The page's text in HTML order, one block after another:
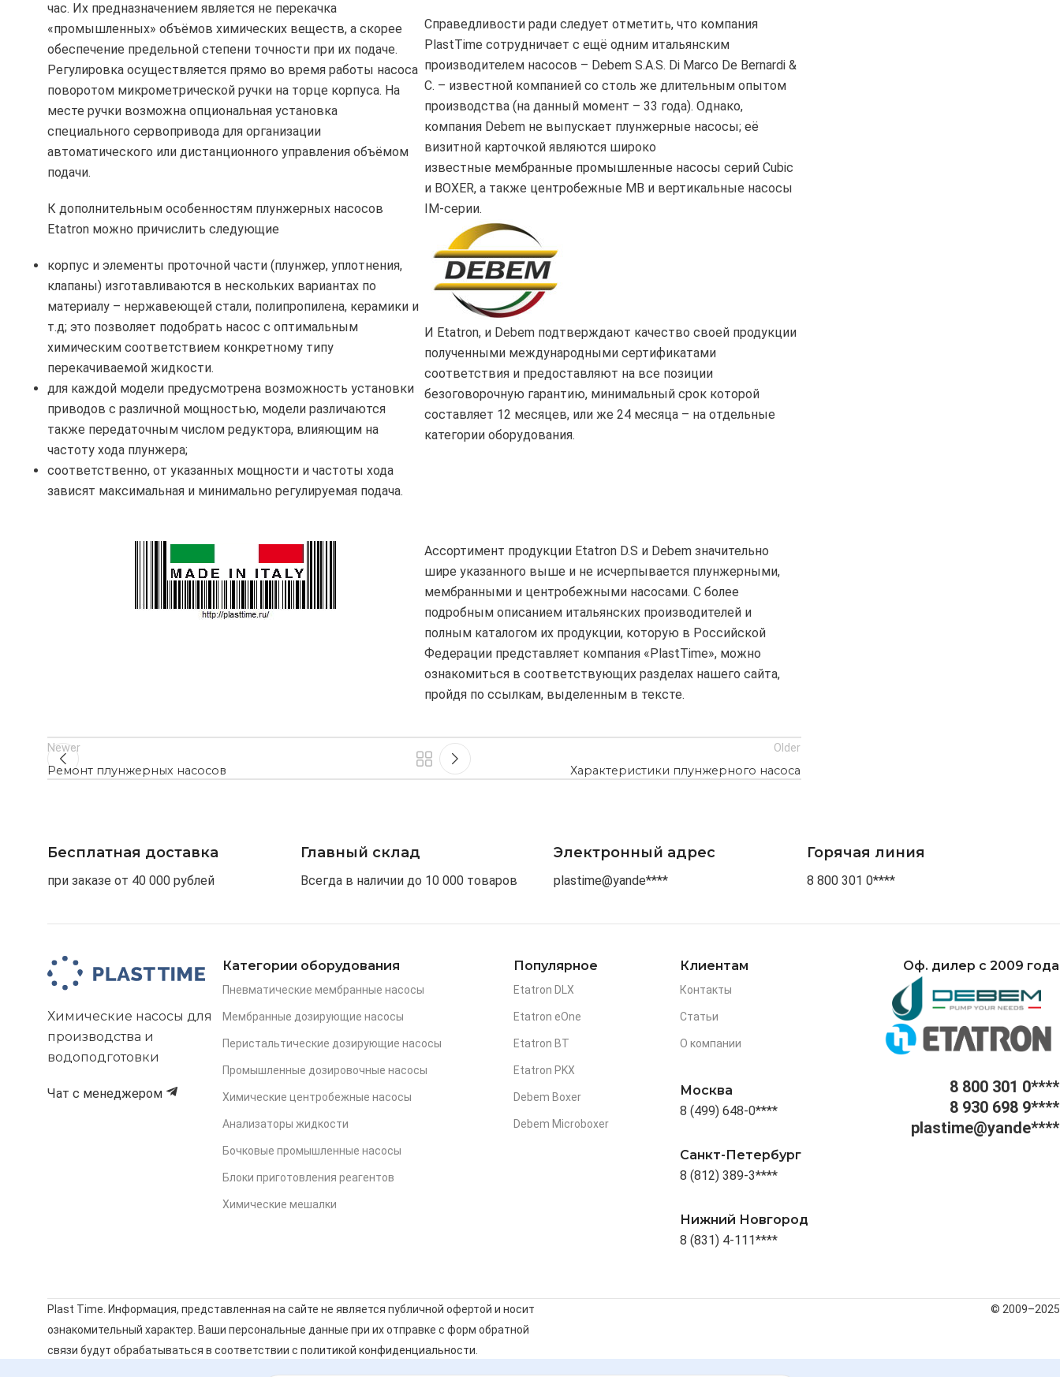
час. Их предназначением является не перекачка
«промышленных» объёмов химических веществ, а скорее
обеспечение предельной степени точности при их подаче.
Регулировка осуществляется прямо во время работы насоса
поворотом микрометрической ручки на торце корпуса. На
месте ручки возможна опциональная установка
специального сервопривода для организации
автоматического или дистанционного управления объёмом
подачи.
К дополнительным особенностям плунжерных насосов
Etatron можно причислить следующие
корпус и элементы проточной части (плунжер, уплотнения,
клапаны) изготавливаются в нескольких вариантах по
материалу – нержавеющей стали, полипропилена, керамики и
т.д; это позволяет подобрать насос с оптимальным
химическим соответствием конкретному типу
перекачиваемой жидкости.
для каждой модели предусмотрена возможность установки
приводов с различной мощностью, модели различаются
также передаточным числом редуктора, влияющим на
частоту хода плунжера;
соответственно, от указанных мощности и частоты хода
зависят максимальная и минимально регулируемая подача.
Справедливости ради следует отметить, что компания
PlastTime сотрудничает с ещё одним итальянским
производителем насосов – Debem S.A.S. Di Marco De Bernardi &
C. – известной компанией со столь же длительным опытом
производства (на данный момент – 33 года). Однако,
компания Debem не выпускает плунжерные насосы; её
визитной карточкой являются широко
известные мембранные промышленные насосы серий Cubic
и BOXER, а также центробежные MB и вертикальные насосы
IM-серии.
И Etatron, и Debem подтверждают качество своей продукции
полученными международными сертификатами
соответствия и предоставляют на все позиции
безоговорочную гарантию, минимальный срок которой
составляет 12 месяцев, или же 24 месяца – на отдельные
категории оборудования.
Ассортимент продукции Etatron D.S и Debem значительно
шире указанного выше и не исчерпывается плунжерными,
мембранными и центробежными насосами. С более
подробным описанием итальянских производителей и
полным каталогом их продукции, которую в Российской
Федерации представляет компания «PlastTime», можно
ознакомиться в соответствующих разделах нашего сайта,
пройдя по ссылкам, выделенным в тексте.
Newer
Ремонт плунжерных насосов
Older
Характеристики плунжерного насоса
Бесплатная доставка
при заказе от 40 000 рублей
Главный склад
Всегда в наличии до 10 000 товаров
Электронный адрес
plastime@yande****
Горячая линия
8 800 301 0****
Химические насосы для
производства и
водоподготовки
Чат с менеджером
Категории оборудования
Пневматические мембранные насосы
Мембранные дозирующие насосы
Перистальтические дозирующие насосы
Промышленные дозировочные насосы
Химические центробежные насосы
Анализаторы жидкости
Бочковые промышленные насосы
Блоки приготовления реагентов
Химические мешалки
Популярное
Etatron DLX
Etatron eOne
Etatron BT
Etatron PKX
Debem Boxer
Debem Microboxer
Клиентам
Контакты
Статьи
О компании
Москва
8 (499) 648-0****
Санкт-Петербург
8 (812) 389-3****
Нижний Новгород
8 (831) 4-111****
Оф. дилер с 2009 года
8 800 301 0****
8 930 698 9****
plastime@yande****
Plast Time. Информация, представленная на сайте не является публичной офертой и носит
ознакомительный характер. Ваши персональные данные при их отправке с форм обратной
связи будут обрабатываться в соответствии с политикой конфиденциальности.
© 2009–2025